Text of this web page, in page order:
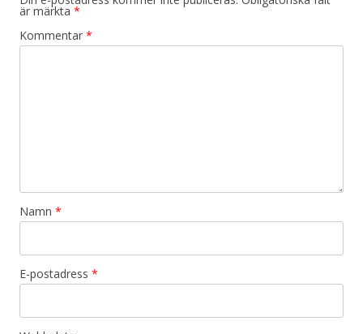
är märkta *
Kommentar *
Namn *
E-postadress *